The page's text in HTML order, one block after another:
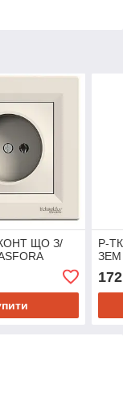
ЩО З/
Р-
ЗЕМ
172